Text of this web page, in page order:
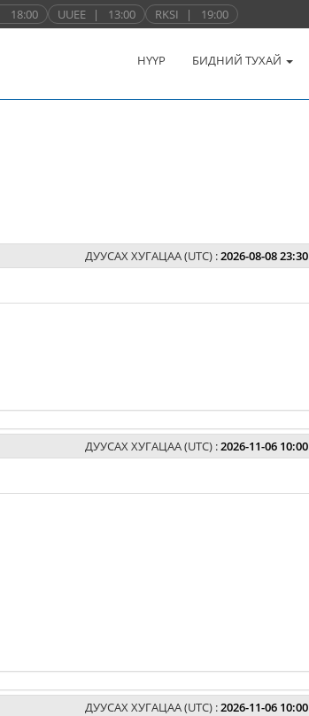
18:00 UUEE | 13:00 RKSI | 19:00
НҮҮР БИДНИЙ ТУХАЙ
ДУУСАХ ХУГАЦАА (UTC) :2026-08-08 23:30
ДУУСАХ ХУГАЦАА (UTC) :2026-11-06 10:00
ДУУСАХ ХУГАЦАА (UTC) :2026-11-06 10:00